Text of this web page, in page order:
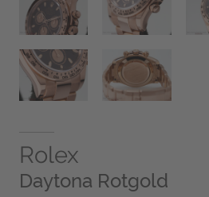
Rolex
Daytona Rotgold